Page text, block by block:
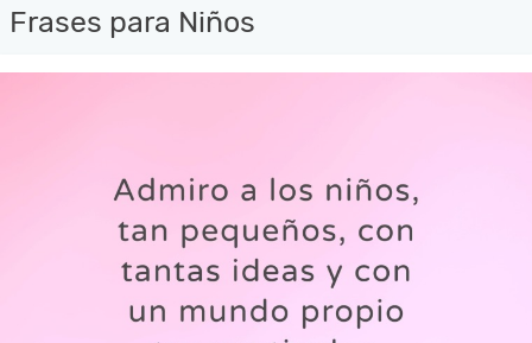
Frases para Niños